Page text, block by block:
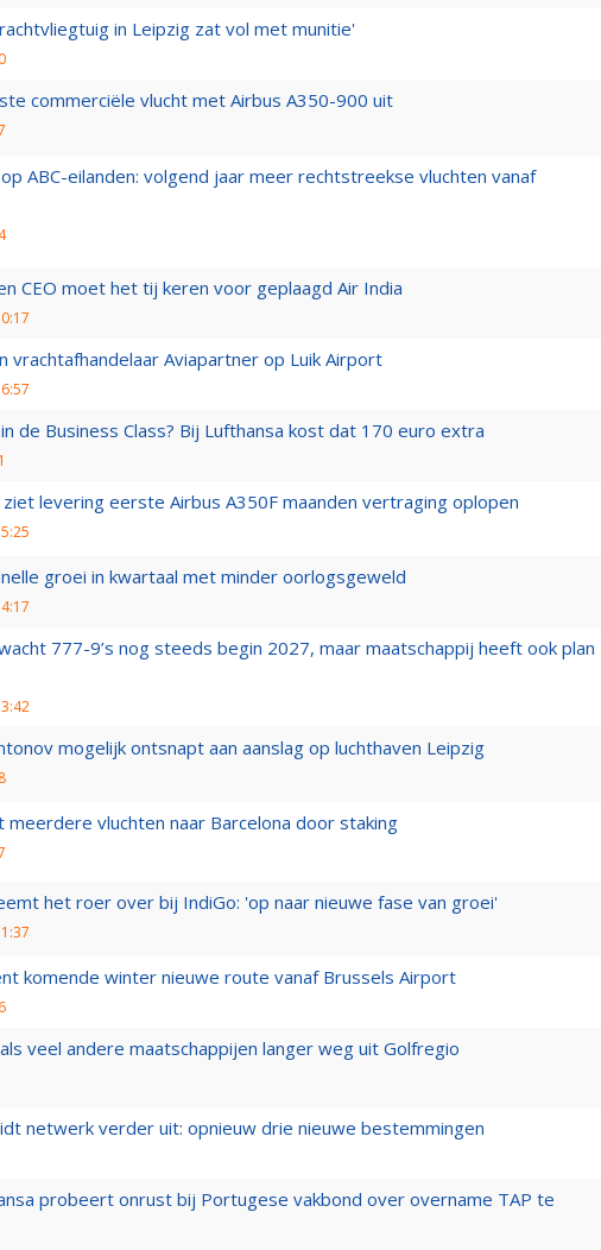
in Leipzig zat vol met munitie'
commerciële vlucht met Airbus A350-900 uit
ABC-eilanden: volgend jaar meer rechtstreekse vluchten vanaf
CEO moet het tij keren voor geplaagd Air India
vrachtafhandelaar Aviapartner op Luik Airport
de Business Class? Bij Lufthansa kost dat 170 euro extra
ziet levering eerste Airbus A350F maanden vertraging oplopen
groei in kwartaal met minder oorlogsgeweld
777-9’s nog steeds begin 2027, maar maatschappij heeft ook plan
mogelijk ontsnapt aan aanslag op luchthaven Leipzig
meerdere vluchten naar Barcelona door staking
het roer over bij IndiGo: 'op naar nieuwe fase van groei'
komende winter nieuwe route vanaf Brussels Airport
veel andere maatschappijen langer weg uit Golfregio
netwerk verder uit: opnieuw drie nieuwe bestemmingen
probeert onrust bij Portugese vakbond over overname TAP te